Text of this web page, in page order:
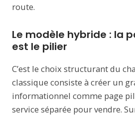
route.
Le modèle hybride : la
est le pilier
C’est le choix structurant du
classique consiste à créer un
informationnel comme page
service séparée pour vendre.